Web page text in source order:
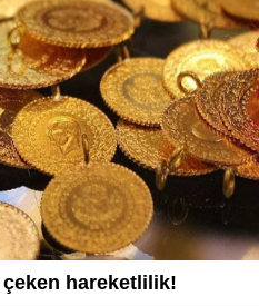
çeken hareketlilik!